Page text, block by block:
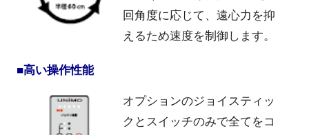
回角度に応じて、遠心力を抑
えるため速度を制御します。
■高い操作性能
オプションのジョイスティッ
クとスイッチのみで全てをコ